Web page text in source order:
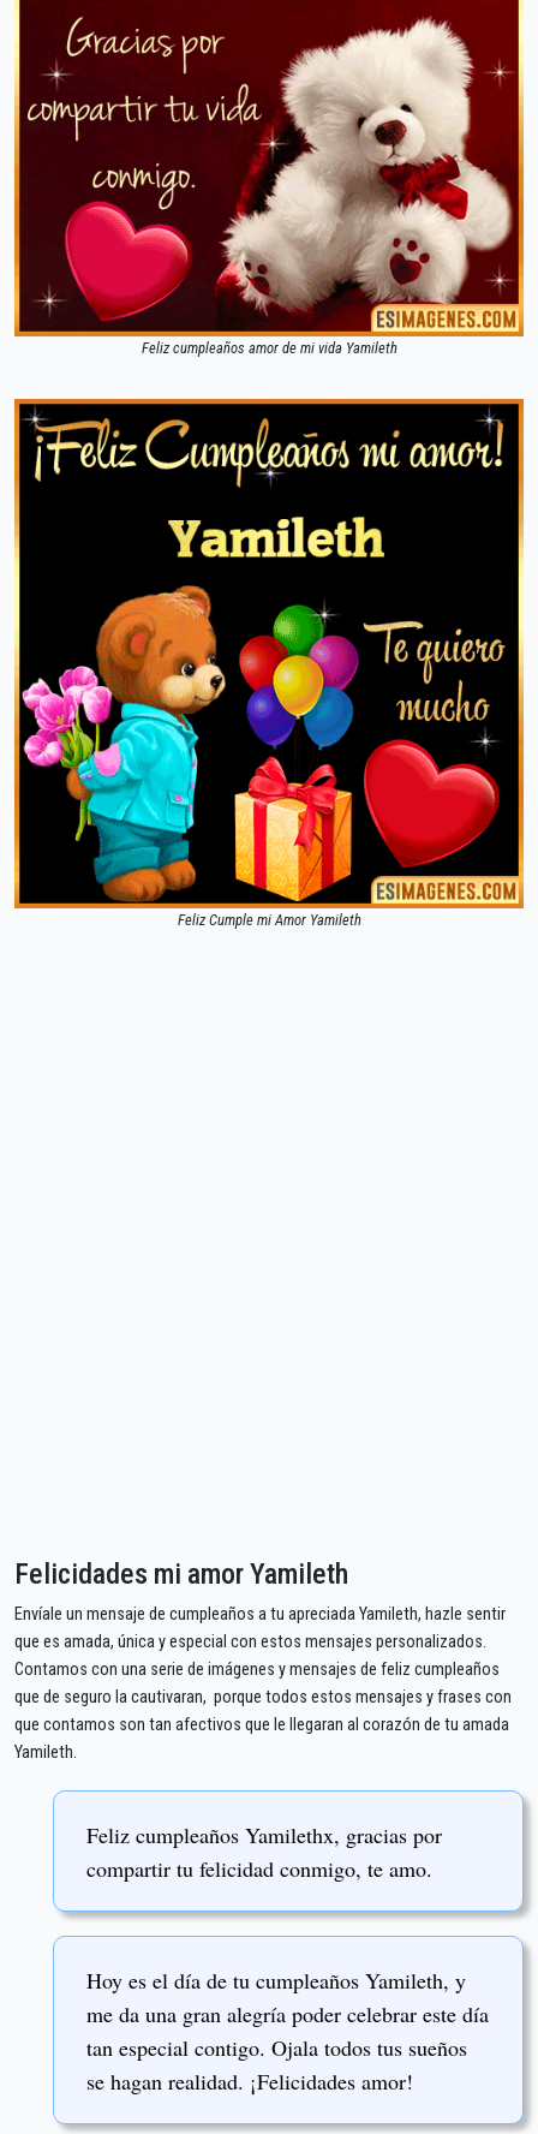
Feliz cumpleaños amor de mi vida Yamileth
Feliz Cumple mi Amor Yamileth
Felicidades mi amor Yamileth
Envíale un mensaje de cumpleaños a tu apreciada Yamileth, hazle sentir
que es amada, única y especial con estos mensajes personalizados.
Contamos con una serie de imágenes y mensajes de feliz cumpleaños
que de seguro la cautivaran, porque todos estos mensajes y frases con
que contamos son tan afectivos que le llegaran al corazón de tu amada
Yamileth.
Feliz cumpleaños Yamilethx, gracias por
compartir tu felicidad conmigo, te amo.
Hoy es el día de tu cumpleaños Yamileth, y
me da una gran alegría poder celebrar este día
tan especial contigo. Ojala todos tus sueños
se hagan realidad. ¡Felicidades amor!